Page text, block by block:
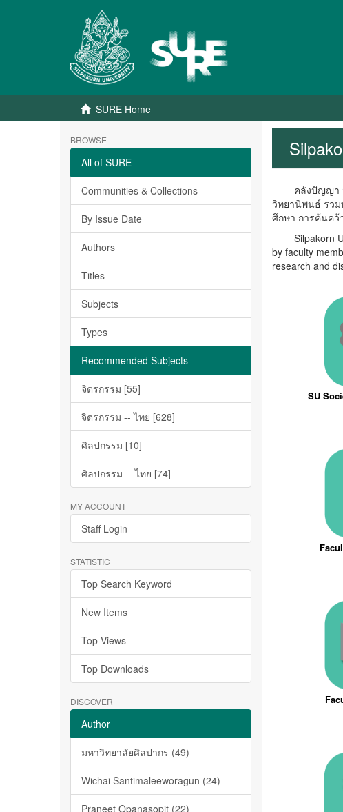
SURE Home
BROWSE
All of SURE
Communities & Collections
By Issue Date
Authors
Titles
Subjects
Types
Recommended Subjects
จิตรกรรม [55]
จิตรกรรม -- ไทย [628]
ศิลปกรรม [10]
ศิลปกรรม -- ไทย [74]
MY ACCOUNT
Staff Login
STATISTIC
Top Search Keyword
New Items
Top Views
Top Downloads
DISCOVER
Author
มหาวิทยาลัยศิลปากร (49)
Wichai Santimaleeworagun (24)
Praneet Opanasopit (22)
คลังปัญญา มห
วิทยานิพนธ์ รวม
ศึกษา การค้นคว้
Silpakorn
by faculty
research and
SU